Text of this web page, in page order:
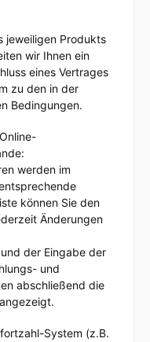
jeweiligen Produkts
wir Ihnen ein
eines Vertrages
zu den in der
Bedingungen.
werden im
können Sie den
Änderungen
der Eingabe der
und
abschließend die
System (z.B.